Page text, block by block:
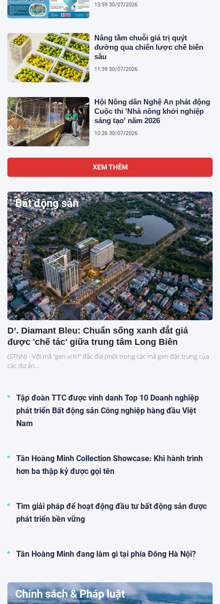
13:59 30/07/2026
Nâng tầm chuỗi giá trị quýt
đường qua chiến lược chế biến
sâu
11:39 30/07/2026
Hội Nông dân Nghệ An phát động
Cuộc thi 'Nhà nông khởi nghiệp
sáng tạo' năm 2026
10:26 30/07/2026
XEM THÊM
Bất động sản
D’. Diamant Bleu: Chuẩn sống xanh đắt giá
được 'chế tác' giữa trung tâm Long Biên
(STNN) - Với mã “gen vị trí” đắc địa (một trong các mã gen đặc trưng của
các dự án...
Tập đoàn TTC được vinh danh Top 10 Doanh nghiệp
phát triển Bất động sản Công nghiệp hàng đầu Việt
Nam
Tân Hoàng Minh Collection Showcase: Khi hành trình
hơn ba thập kỷ được gọi tên
Tìm giải pháp để hoạt động đầu tư bất động sản được
phát triển bền vững
Tân Hoàng Minh đang làm gì tại phía Đông Hà Nội?
Chính sách & Pháp luật